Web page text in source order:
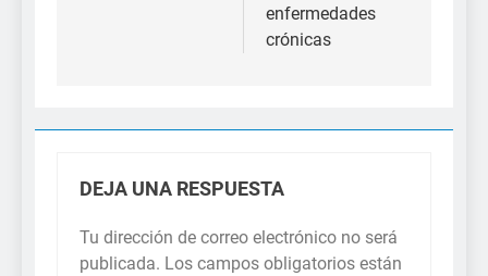
enfermedades
crónicas
DEJA UNA RESPUESTA
Tu dirección de correo electrónico no será
publicada. Los campos obligatorios están